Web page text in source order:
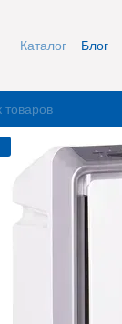
Каталог Блог